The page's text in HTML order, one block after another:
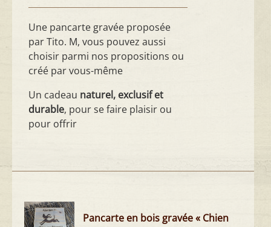
Une pancarte gravée proposée
par Tito. M, vous pouvez aussi
choisir parmi nos propositions ou
créé par vous-même
Un cadeau naturel, exclusif et
durable, pour se faire plaisir ou
pour offrir
Pancarte en bois gravée « Chien